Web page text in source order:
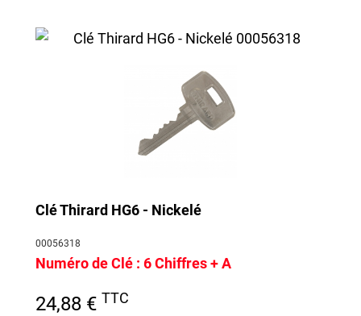
Clé Thirard HG6 - Nickelé
00056318
Numéro de Clé : 6 Chiffres + A
24,88 € TTC